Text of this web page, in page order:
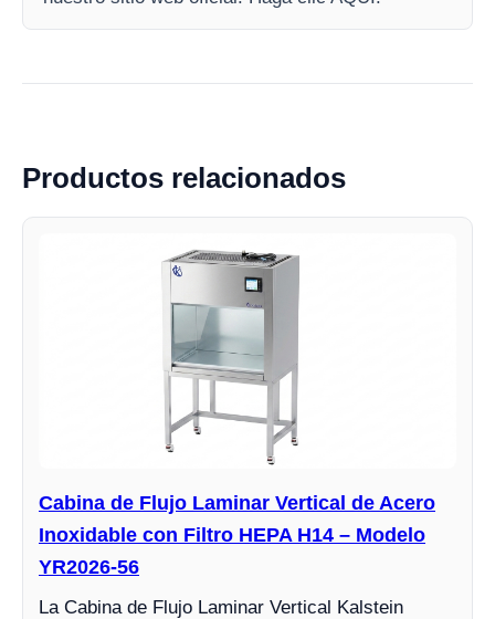
Productos relacionados
Cabina de Flujo Laminar Vertical de Acero
Inoxidable con Filtro HEPA H14 – Modelo
YR2026-56
La Cabina de Flujo Laminar Vertical Kalstein